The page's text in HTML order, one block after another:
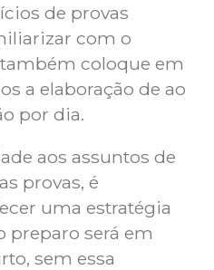
de provas
com o
coloque em
a elaboração de ao
por dia.
aos assuntos de
provas, é
uma estratégia
preparo será em
sem essa